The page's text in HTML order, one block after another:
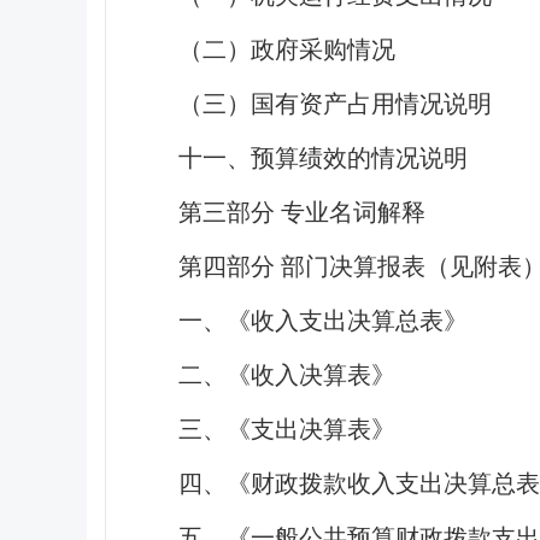
（二）政府采购情况
（三）国有资产占用情况说明
十一、预算绩效的情况说明
第三部分 专业名词解释
第四部分 部门决算报表（见附表）
一、《收入支出决算总表》
二、《收入决算表》
三、《支出决算表》
四、《财政拨款收入支出决算总表